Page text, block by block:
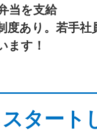
当を支給
度あり。若手社
ます！
タート